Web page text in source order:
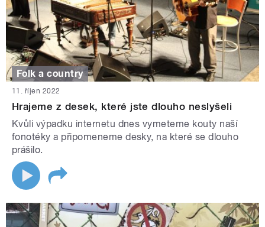
Folk a country
11. říjen 2022
Hrajeme z desek, které jste dlouho neslyšeli
Kvůli výpadku internetu dnes vymeteme kouty naší
fonotéky a připomeneme desky, na které se dlouho
prášilo.